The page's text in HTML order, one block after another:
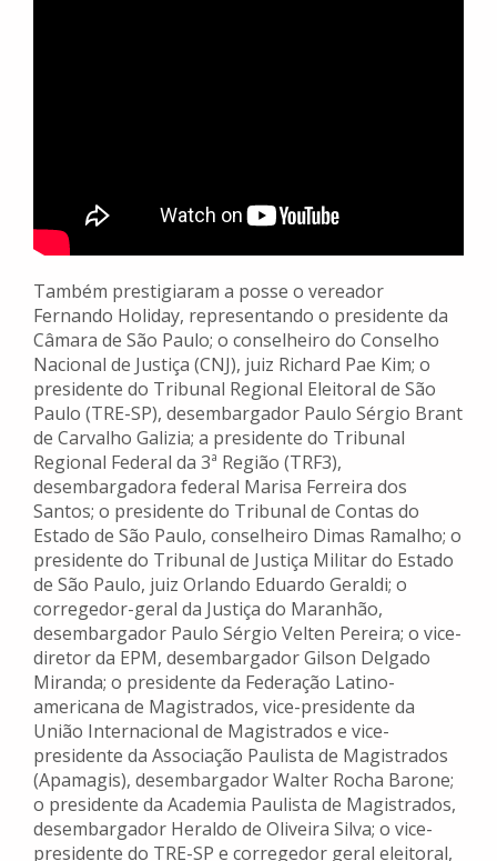
Também prestigiaram a posse o vereador
Fernando Holiday, representando o presidente da
Câmara de São Paulo; o conselheiro do Conselho
Nacional de Justiça (CNJ), juiz Richard Pae Kim; o
presidente do Tribunal Regional Eleitoral de São
Paulo (TRE-SP), desembargador Paulo Sérgio Brant
de Carvalho Galizia; a presidente do Tribunal
Regional Federal da 3ª Região (TRF3),
desembargadora federal Marisa Ferreira dos
Santos; o presidente do Tribunal de Contas do
Estado de São Paulo, conselheiro Dimas Ramalho; o
presidente do Tribunal de Justiça Militar do Estado
de São Paulo, juiz Orlando Eduardo Geraldi; o
corregedor-geral da Justiça do Maranhão,
desembargador Paulo Sérgio Velten Pereira; o vice-
diretor da EPM, desembargador Gilson Delgado
Miranda; o presidente da Federação Latino-
americana de Magistrados, vice-presidente da
União Internacional de Magistrados e vice-
presidente da Associação Paulista de Magistrados
(Apamagis), desembargador Walter Rocha Barone;
o presidente da Academia Paulista de Magistrados,
desembargador Heraldo de Oliveira Silva; o vice-
presidente do TRE-SP e corregedor geral eleitoral,